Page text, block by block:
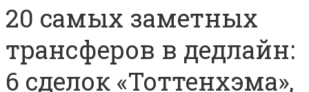
20 самых заметных
трансферов в дедлайн:
6 сделок «Тоттенхэма»,